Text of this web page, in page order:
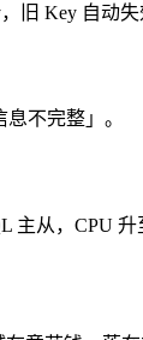
旧 Key 自动失
不完整」。
主从，CPU 升